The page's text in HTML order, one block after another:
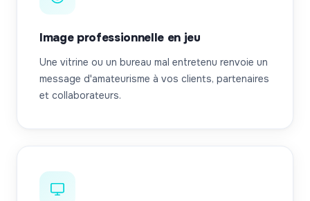
Image professionnelle en jeu
Une vitrine ou un bureau mal entretenu renvoie un
message d'amateurisme à vos clients, partenaires
et collaborateurs.